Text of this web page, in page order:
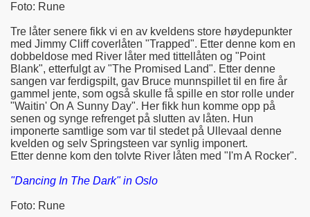
Foto: Rune
Tre låter senere fikk vi en av kveldens store høydepunkter
med Jimmy Cliff coverlåten "Trapped". Etter denne kom en
dobbeldose med River låter med tittellåten og "Point
Blank", etterfulgt av "The Promised Land". Etter denne
sangen var ferdigspilt, gav Bruce munnspillet til en fire år
gammel jente, som også skulle få spille en stor rolle under
"Waitin' On A Sunny Day". Her fikk hun komme opp på
senen og synge refrenget på slutten av låten. Hun
imponerte samtlige som var til stedet på Ullevaal denne
kvelden og selv Springsteen var synlig imponert.
Etter denne kom den tolvte River låten med "I'm A Rocker".
"Dancing In The Dark" in Oslo
Foto: Rune